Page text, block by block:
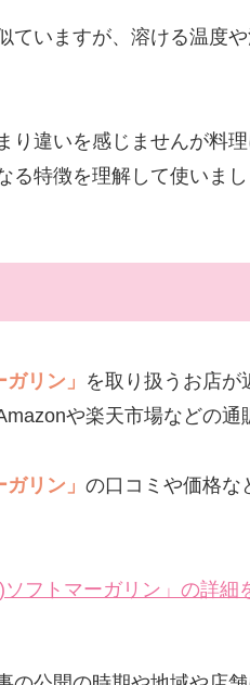
ていますが、溶ける温度
り違いを感じませんが料
る特徴を理解して使いまし
リン」 を取り扱うお店が
や楽天市場などの通
リン」 の口コミや価格な
フトマーガリン」の詳細